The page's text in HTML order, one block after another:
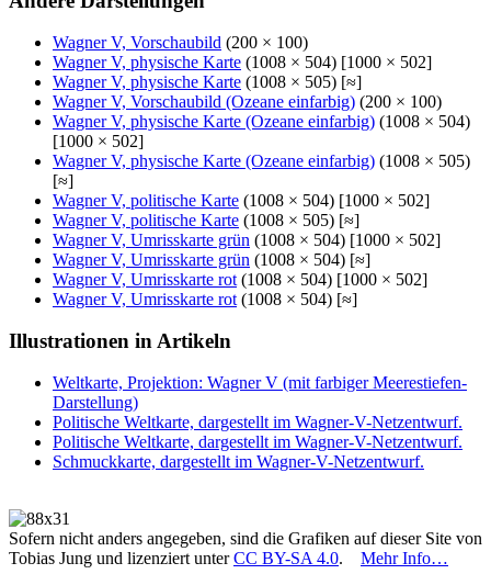
Wagner V, Vorschaubild (200 × 100)
Wagner V, physische Karte (1008 × 504) [1000 × 502]
Wagner V, physische Karte (1008 × 505) [≈]
Wagner V, Vorschaubild (Ozeane einfarbig) (200 × 100)
Wagner V, physische Karte (Ozeane einfarbig) (1008 × 504)
[1000 × 502]
Wagner V, physische Karte (Ozeane einfarbig) (1008 × 505)
[≈]
Wagner V, politische Karte (1008 × 504) [1000 × 502]
Wagner V, politische Karte (1008 × 505) [≈]
Wagner V, Umrisskarte grün (1008 × 504) [1000 × 502]
Wagner V, Umrisskarte grün (1008 × 504) [≈]
Wagner V, Umrisskarte rot (1008 × 504) [1000 × 502]
Wagner V, Umrisskarte rot (1008 × 504) [≈]
Illustrationen in Artikeln
Weltkarte, Projektion: Wagner V (mit farbiger Meerestiefen-
Darstellung)
Politische Weltkarte, dargestellt im Wagner-V-Netzentwurf.
Politische Weltkarte, dargestellt im Wagner-V-Netzentwurf.
Schmuckkarte, dargestellt im Wagner-V-Netzentwurf.
Sofern nicht anders angegeben, sind die Grafiken auf dieser Site von
Tobias Jung und lizenziert unterCC BY-SA 4.0. Mehr Info…